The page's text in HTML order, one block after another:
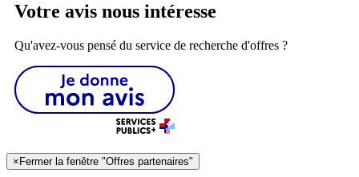
Votre avis nous intéresse
Qu'avez-vous pensé du service de recherche d'offres ?
× Fermer la fenêtre "Offres partenaires"